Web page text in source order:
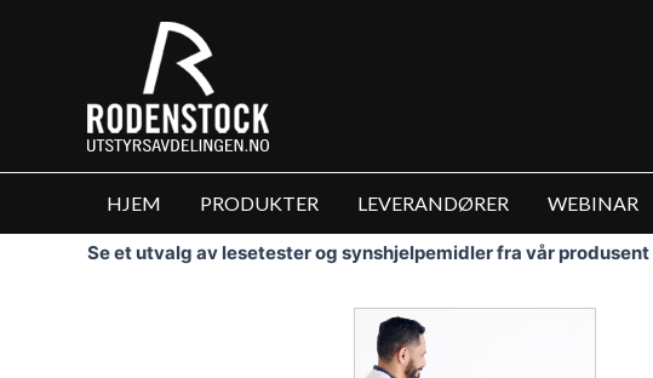
HJEM PRODUKTER LEVERANDØRER WEBINAR
Se et utvalg av lesetester og synshjelpemidler fra vår produsent